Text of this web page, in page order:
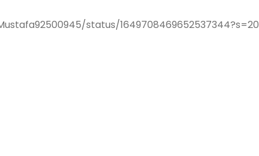
status/1649708469652537344?s=20